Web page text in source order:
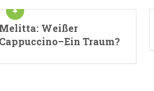
Melitta: Weißer
Cappuccino–Ein Traum?